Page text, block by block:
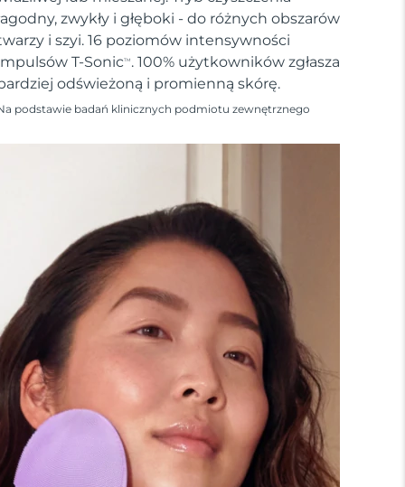
zwykły i głęboki - do różnych obszarów
i szyi. 16 poziomów intensywności
T-SonicTM . 100% użytkowników zgłasza
odświeżoną i promienną skórę.
podstawie badań klinicznych podmiotu zewnętrznego